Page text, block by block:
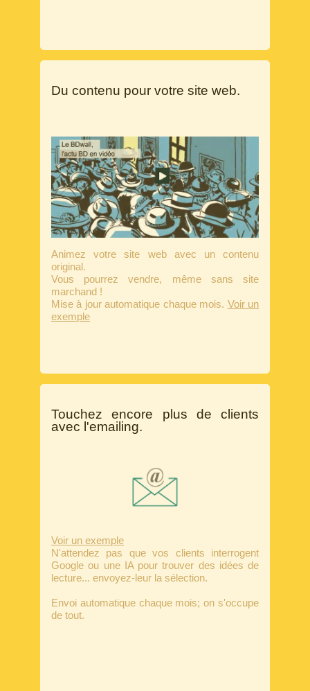
Du contenu pour votre site web.
Animez votre site web avec un contenu
original.
Vous pourrez vendre, même sans site
marchand !
Mise à jour automatique chaque mois. Voir un
exemple
Touchez encore plus de clients
avec l'emailing.
Voir un exemple
N'attendez pas que vos clients interrogent
Google ou une IA pour trouver des idées de
lecture... envoyez-leur la sélection.
Envoi automatique chaque mois; on s'occupe
de tout.